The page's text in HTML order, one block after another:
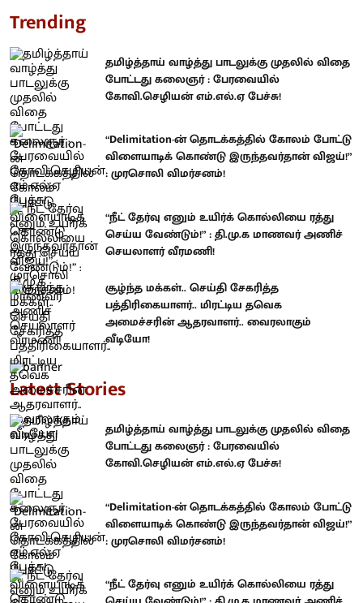
Trending
தமிழ்த்தாய் வாழ்த்து பாடலுக்கு முதலில் விதை
போட்டது கலைஞர் : பேரவையில்
கோவி.செழியன் எம்.எல்.ஏ பேச்சு!
“Delimitation-ன் தொடக்கத்தில் கோலம் போட்டு
விளையாடிக் கொண்டு இருந்தவர்தான் விஜய்!”
: முரசொலி விமர்சனம்!
“நீட் தேர்வு எனும் உயிர்க் கொல்லியை ரத்து
செய்ய வேண்டும்!” : தி.மு.க மாணவர் அணிச்
செயலாளர் வீரமணி!
சூழ்ந்த மக்கள்.. செய்தி சேகரித்த
பத்திரிகையாளர்.. மிரட்டிய தவெக
அமைச்சரின் ஆதரவாளர்.. வைரலாகும்
வீடியோ!
Latest Stories
தமிழ்த்தாய் வாழ்த்து பாடலுக்கு முதலில் விதை
போட்டது கலைஞர் : பேரவையில்
கோவி.செழியன் எம்.எல்.ஏ பேச்சு!
“Delimitation-ன் தொடக்கத்தில் கோலம் போட்டு
விளையாடிக் கொண்டு இருந்தவர்தான் விஜய்!”
: முரசொலி விமர்சனம்!
“நீட் தேர்வு எனும் உயிர்க் கொல்லியை ரத்து